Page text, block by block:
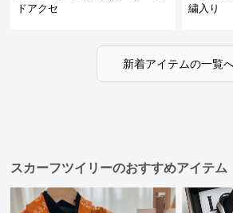
ドアクセ
繍入り
新着アイテムの一覧
スカーフツイリーのおすすめアイテム